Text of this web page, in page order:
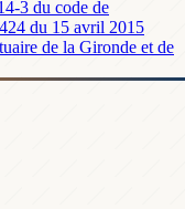
3 du code de
du 15 avril 2015
de la Gironde et de